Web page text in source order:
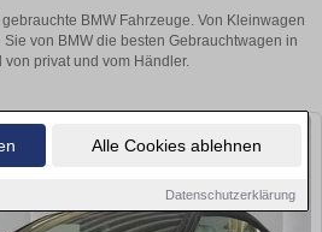
Alle Cookies ablehnen
Datenschutzerklärung
BMW Fahrzeuge. Von Kleinwagen
von BMW die besten Gebrauchtwagen in
von privat und vom Händler.